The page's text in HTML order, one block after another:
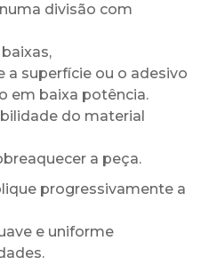
divisão com
a superfície ou o adesivo
em baixa potência.
do material
a peça.
progressivamente a
e uniforme